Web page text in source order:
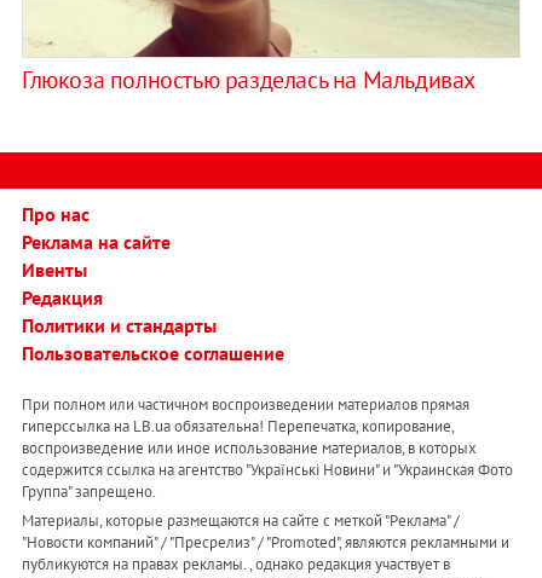
Глюкоза полностью разделась на Мальдивах
Про нас
Реклама на сайте
Ивенты
Редакция
Политики и стандарты
Пользовательское соглашение
При полном или частичном воспроизведении материалов прямая
гиперссылка на LB.ua обязательна! Перепечатка, копирование,
воспроизведение или иное использование материалов, в которых
содержится ссылка на агентство "Українськi Новини" и "Украинская Фото
Группа" запрещено.
Материалы, которые размещаются на сайте с меткой "Реклама" /
"Новости компаний" / "Пресрелиз" / "Promoted", являются рекламными и
публикуются на правах рекламы. , однако редакция участвует в